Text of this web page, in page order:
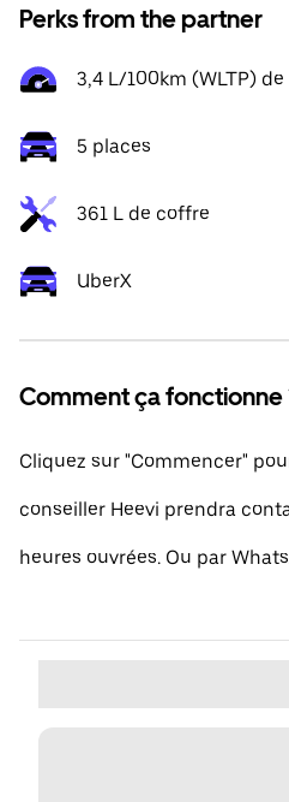
Perks from the partner
3,4 L/100km (WLTP)
5 places
361 L de coffre
UberX
Comment ça fonctionne
Cliquez sur "Commencer"
conseiller Heevi prendra
heures ouvrées. Ou par